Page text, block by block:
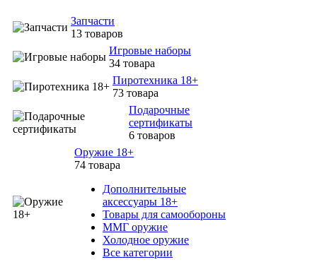
Запчасти
13 товаров
Игровые наборы
34 товара
Пиротехника 18+
73 товара
Подарочные
сертификаты
6 товаров
Оружие 18+
74 товара
Дополнительные
аксессуары 18+
Товары для самообороны
ММГ оружие
Холодное оружие
Все категории